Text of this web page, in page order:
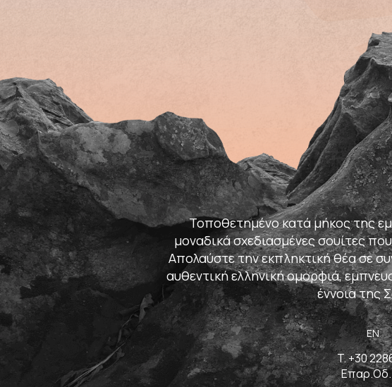
Τοποθετημένο κατά μήκος της
μοναδικά σχεδιασμένες σουίτες
Απολαύστε την εκπληκτική θέα σε
αυθεντική ελληνική ομορφιά,
έννοια της
EN
T.+30
Επαρ.Οδ.